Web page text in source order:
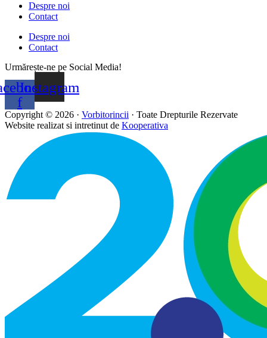
Despre noi
Contact
Despre noi
Contact
Urmărește-ne pe Social Media!
f
Instagram
Copyright © 2026 · Vorbitorincii · Toate Drepturile Rezervate
Website realizat si intretinut de Kooperativa